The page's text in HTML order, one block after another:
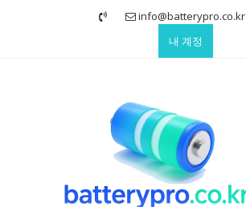
info@batterypro.co.kr
내 계정